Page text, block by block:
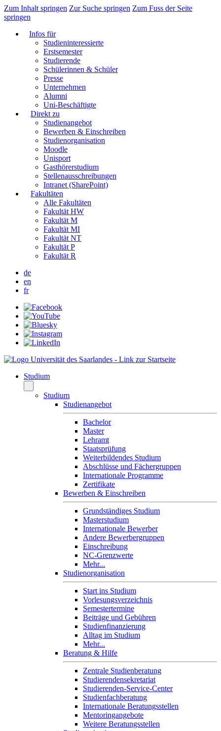
Zum Inhalt springen Zur Suche springen Zum Fuss der Seite
springen
Infos für
Studieninteressierte
Erstsemester
Studierende
Schülerinnen & Schüler
Presse
Unternehmen
Alumni
Uni-Beschäftigte
Direkt zu
Studienangebot
Bewerben & Einschreiben
Studienorganisation
Moodle
Unisport
Gasthörerstudium
Stellenausschreibungen
Intranet (SharePoint)
Fakultäten
Alle Fakultäten
Fakultät HW
Fakultät M
Fakultät MI
Fakultät NT
Fakultät P
Fakultät R
de
en
fr
Studium
Studium
Studienangebot
Bachelor
Master
Lehramt
Staatsprüfung
Weiterbildendes Studium
Abschlüsse und Fächergruppen
Internationale Programme
Zertifikate
Bewerben & Einschreiben
Grundständiges Studium
Masterstudium
Internationale Bewerber
Andere Bewerbergruppen
Einschreibung
NC-Grenzwerte
Mehr...
Studienorganisation
Start ins Studium
Vorlesungsverzeichnis
Semestertermine
Beiträge und Gebühren
Studienfinanzierung
Alltag im Studium
Mehr...
Beratung & Hilfe
Zentrale Studienberatung
Studierendensekretariat
Studierenden-Service-Center
Studienfachberatung
Internationale Beratungsstellen
Mentoringangebote
Weitere Beratungsstellen